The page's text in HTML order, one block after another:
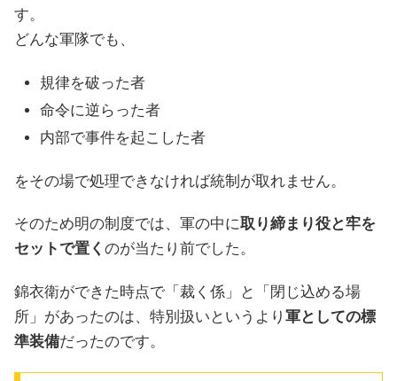
す。
どんな軍隊でも、
規律を破った者
命令に逆らった者
内部で事件を起こした者
をその場で処理できなければ統制が取れません。
そのため明の制度では、軍の中に取り締まり役と牢を
セットで置く のが当たり前でした。
錦衣衛ができた時点で「裁く係」と「閉じ込める場
所」があったのは、特別扱いというより 軍としての標
準装備だったのです。